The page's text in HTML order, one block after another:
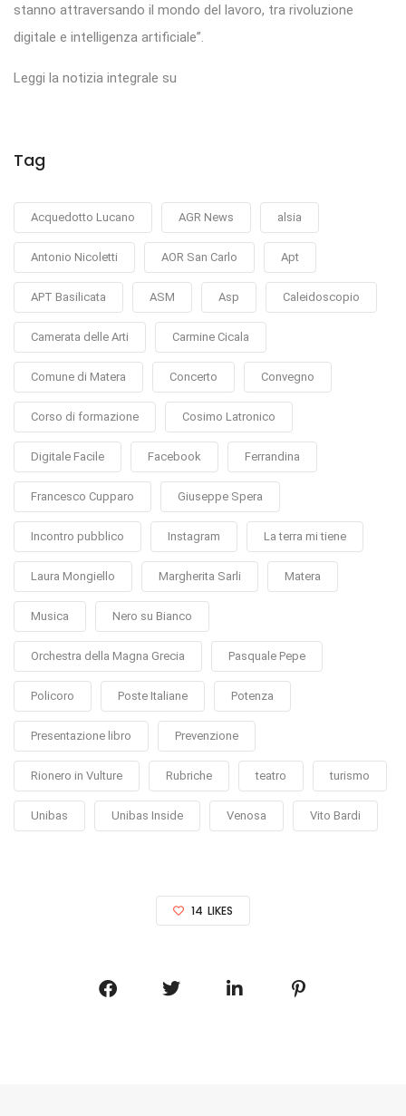
stanno attraversando il mondo del lavoro, tra rivoluzione
digitale e intelligenza artificiale”.
Leggi la notizia integrale su
Tag
Acquedotto Lucano AGR News alsia
Antonio Nicoletti AOR San Carlo Apt
APT Basilicata ASM Asp Caleidoscopio
Camerata delle Arti Carmine Cicala
Comune di Matera Concerto Convegno
Corso di formazione Cosimo Latronico
Digitale Facile Facebook Ferrandina
Francesco Cupparo Giuseppe Spera
Incontro pubblico Instagram La terra mi tiene
Laura Mongiello Margherita Sarli Matera
Musica Nero su Bianco
Orchestra della Magna Grecia Pasquale Pepe
Policoro Poste Italiane Potenza
Presentazione libro Prevenzione
Rionero in Vulture Rubriche teatro turismo
Unibas Unibas Inside Venosa Vito Bardi
14 LIKES